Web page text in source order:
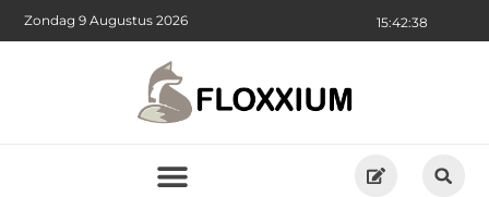
15:42:40
Zondag 9 Augustus 2026